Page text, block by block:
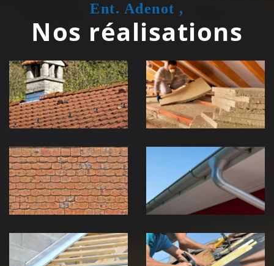
Ent. Adenot ,
Nos réalisations
Couvreur
zingueur 39
Jura
Isolation de
toiture 39
Jura
démoussage de
toiture 39
Jura
pose de
gouttière 39
Jura
Pose de
Chéneau 39
Réparation de
toiture 39